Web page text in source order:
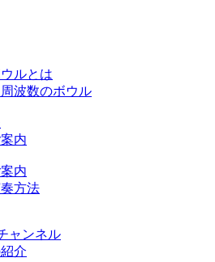
ルとは
波数のボウル
内
内
方法
ャンネル
介